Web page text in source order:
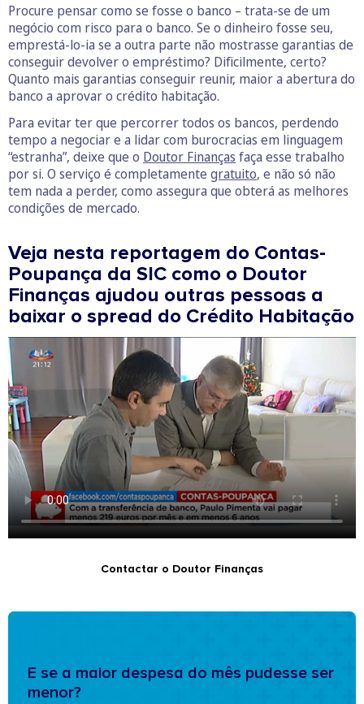
Procure pensar como se fosse o banco – trata-se de um
negócio com risco para o banco. Se o dinheiro fosse seu,
emprestá-lo-ia se a outra parte não mostrasse garantias de
conseguir devolver o empréstimo? Dificilmente, certo?
Quanto mais garantias conseguir reunir, maior a abertura do
banco a aprovar o crédito habitação.
Para evitar ter que percorrer todos os bancos, perdendo
tempo a negociar e a lidar com burocracias em linguagem
“estranha”, deixe que o Doutor Finanças faça esse trabalho
por si. O serviço é completamente gratuito, e não só não
tem nada a perder, como assegura que obterá as melhores
condições de mercado.
Veja nesta reportagem do Contas-
Poupança da SIC como o Doutor
Finanças ajudou outras pessoas a
baixar o spread do Crédito Habitação
Contactar o Doutor Finanças
E se a maior despesa do mês pudesse ser
menor?